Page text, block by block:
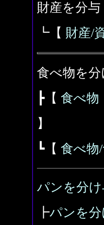
財産を分与
┗【 財産/
食べ物を分
┣【 食べ物
】
┗【 食べ物
パンを分
┣パンを分